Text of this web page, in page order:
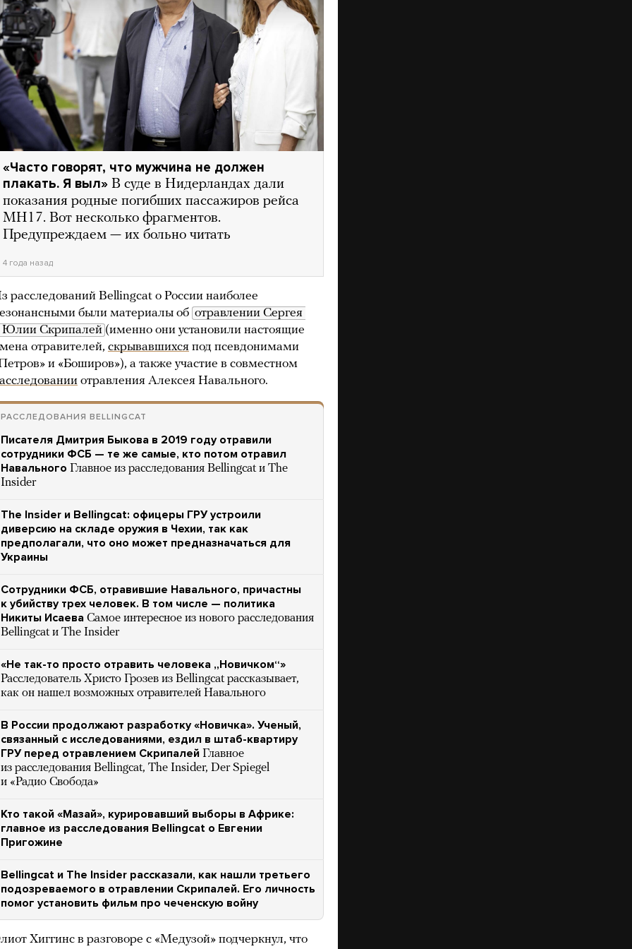
«Часто говорят, что мужчина не должен
плакать. Я выл» В суде в Нидерландах дали
показания родные погибших пассажиров рейса
MH17. Вот несколько фрагментов.
Предупреждаем — их больно читать
4 года назад
расследований Bellingcat о России наиболее
были материалы об отравлении Сергея
Юлии Скрипалей (именно они установили настоящие
отравителей, скрывавшихся под псевдонимами
и «Боширов»), а также участие в совместном
отравления Алексея Навального.
РАССЛЕДОВАНИЯ BELLINGCAT
Писателя Дмитрия Быкова в 2019 году отравили
сотрудники ФСБ — те же самые, кто потом отравил
Навального Главное из расследования Bellingcat и The
Insider
The Insider и Bellingcat: офицеры ГРУ устроили
диверсию на складе оружия в Чехии, так как
предполагали, что оно может предназначаться для
Украины
Сотрудники ФСБ, отравившие Навального, причастны
к убийству трех человек. В том числе — политика
Никиты Исаева Самое интересное из нового расследования
Bellingcat и The Insider
«Не так-то просто отравить человека „Новичком“»
Расследователь Христо Грозев из Bellingcat рассказывает,
как он нашел возможных отравителей Навального
В России продолжают разработку «Новичка». Ученый,
связанный с исследованиями, ездил в штаб-квартиру
ГРУ перед отравлением Скрипалей Главное
из расследования Bellingcat, The Insider, Der Spiegel
и «Радио Свобода»
Кто такой «Мазай», курировавший выборы в Африке:
главное из расследования Bellingcat о Евгении
Пригожине
Bellingcat и The Insider рассказали, как нашли третьего
подозреваемого в отравлении Скрипалей. Его личность
помог установить фильм про чеченскую войну
Хиггинс в разговоре с «Медузой» подчеркнул, что